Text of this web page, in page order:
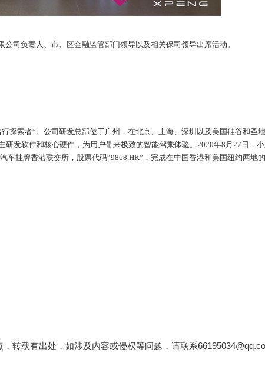
司负责人、市、区金融监管部门领导以及相关保司领导出席活动。
行探索者”。公司研发总部位于广州，在北京、上海、深圳以及美国硅谷和圣
发软件和核心硬件，为用户带来极致的智能驾乘体验。2020年8月27日，
车挂牌香港联交所，股票代码“9868.HK”，完成在中国香港和美国纽约两地
转载有出处，如涉及内容或侵权等问题，请联系